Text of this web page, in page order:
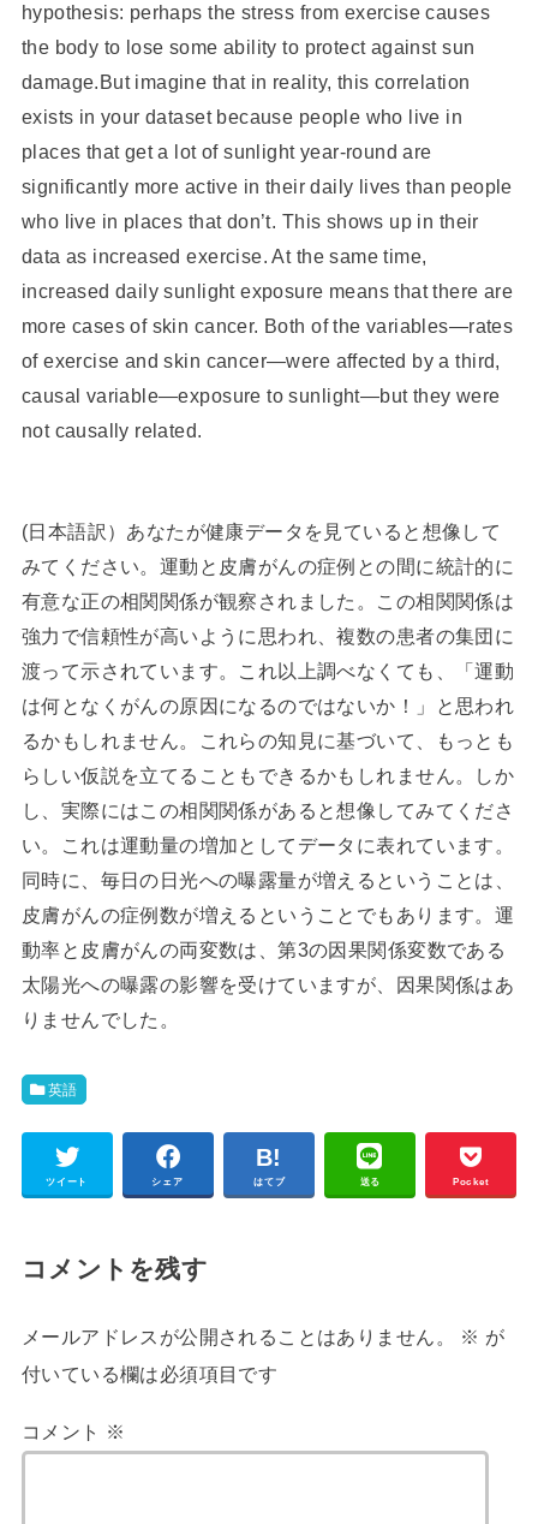
hypothesis: perhaps the stress from exercise causes
the body to lose some ability to protect against sun
damage.But imagine that in reality, this correlation
exists in your dataset because people who live in
places that get a lot of sunlight year-round are
significantly more active in their daily lives than people
who live in places that don’t. This shows up in their
data as increased exercise. At the same time,
increased daily sunlight exposure means that there are
more cases of skin cancer. Both of the variables—rates
of exercise and skin cancer—were affected by a third,
causal variable—exposure to sunlight—but they were
not causally related.
(日本語訳）あなたが健康データを見ていると想像して
みてください。運動と皮膚がんの症例との間に統計的に
有意な正の相関関係が観察されました。この相関関係は
強力で信頼性が高いように思われ、複数の患者の集団に
渡って示されています。これ以上調べなくても、「運動
は何となくがんの原因になるのではないか！」と思われ
るかもしれません。これらの知見に基づいて、もっとも
らしい仮説を立てることもできるかもしれません。しか
し、実際にはこの相関関係があると想像してみてくださ
い。これは運動量の増加としてデータに表れています。
同時に、毎日の日光への曝露量が増えるということは、
皮膚がんの症例数が増えるということでもあります。運
動率と皮膚がんの両変数は、第3の因果関係変数である
太陽光への曝露の影響を受けていますが、因果関係はあ
りませんでした。
英語
ツイート シェア はてブ 送る Pocket
コメントを残す
メールアドレスが公開されることはありません。 ※ が
付いている欄は必須項目です
コメント ※